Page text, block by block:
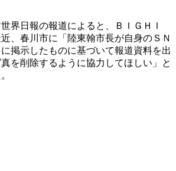
界日報の報道によると、ＢＩＧＨＩ
、春川市に「陸東翰市長が自身のＳＮ
掲示したものに基づいて報道資料を出
を削除するように協力してほしい」と